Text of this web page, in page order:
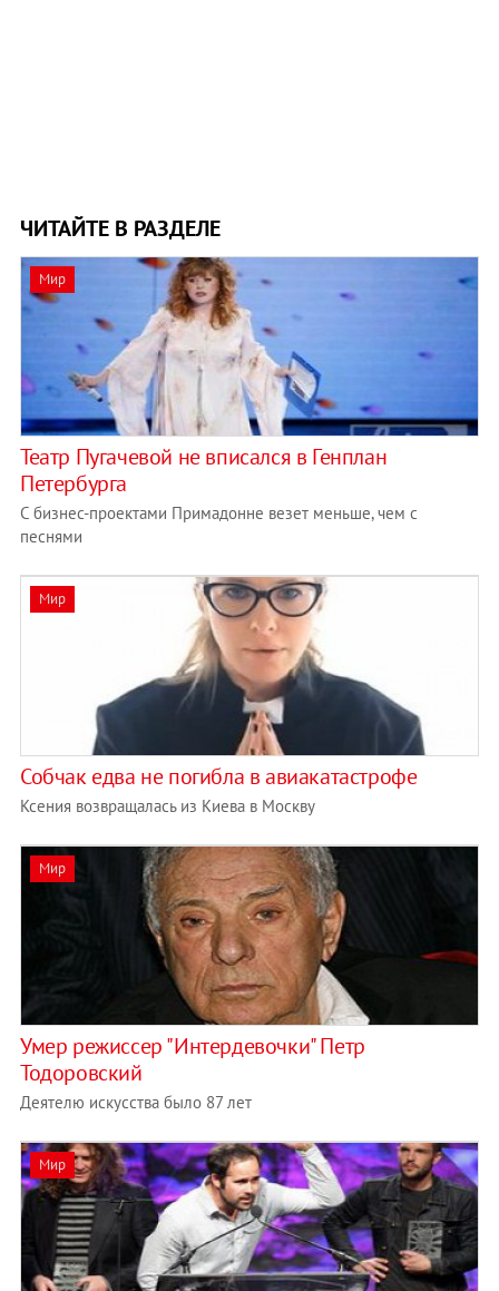
ЧИТАЙТЕ В РАЗДЕЛЕ
Мир
Театр Пугачевой не вписался в Генплан
Петербурга
С бизнес-проектами Примадонне везет меньше, чем с
песнями
Мир
Собчак едва не погибла в авиакатастрофе
Ксения возвращалась из Киева в Москву
Мир
Умер режиссер "Интердевочки" Петр
Тодоровский
Деятелю искусства было 87 лет
Мир